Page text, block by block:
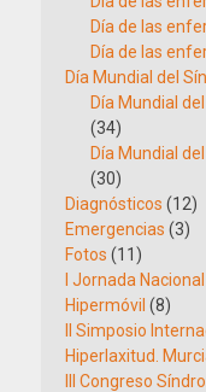
Día de las
Día de las
Día Mundial del
Día Mundial
(34)
Día Mundial
(30)
Diagnósticos (12)
Emergencias (3)
Fotos (11)
I Jornada
Hipermóvil (8)
II Simposio
Hiperlaxitud.
III Congreso